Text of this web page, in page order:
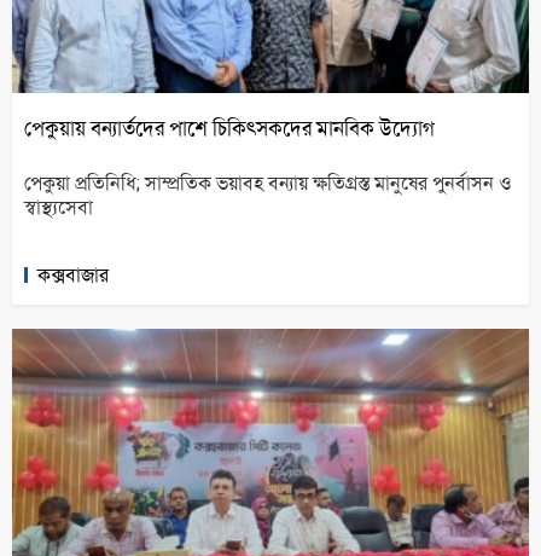
পেকুয়ায় বন্যার্তদের পাশে চিকিৎসকদের মানবিক উদ্যোগ
পেকুয়া প্রতিনিধি; সাম্প্রতিক ভয়াবহ বন্যায় ক্ষতিগ্রস্ত মানুষের পুনর্বাসন ও
স্বাস্থ্যসেবা
কক্সবাজার